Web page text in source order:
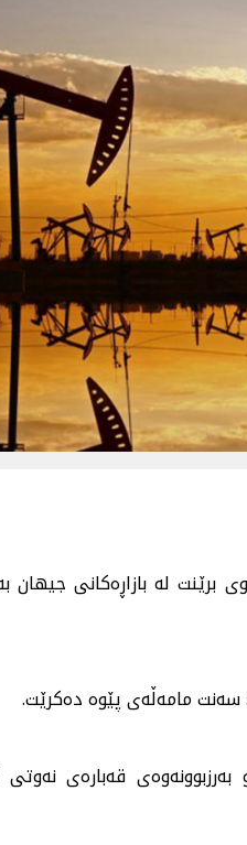
قەبارەی نەوتی